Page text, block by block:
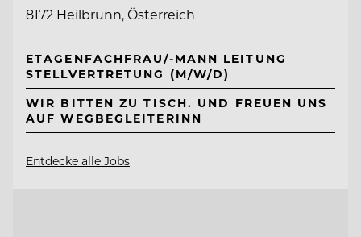
8172 Heilbrunn, Österreich
ETAGENFACHFRAU/-MANN LEITUNG
STELLVERTRETUNG (M/W/D)
WIR BITTEN ZU TISCH. UND FREUEN UNS
AUF WEGBEGLEITERINN
Entdecke alle Jobs